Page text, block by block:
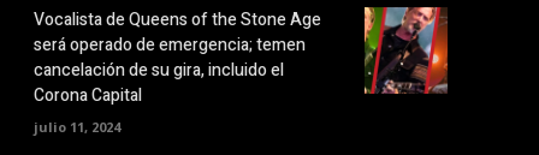
Vocalista de Queens of the Stone Age
será operado de emergencia; temen
cancelación de su gira, incluido el
Corona Capital
julio 11, 2024